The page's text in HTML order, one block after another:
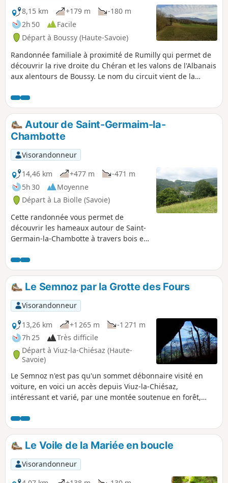
8,15 km
+179 m
-180 m
2h 50
Facile
Départ à Boussy (Haute-Savoie)
Randonnée familiale à proximité de Rumilly qui permet de
découvrir la rive droite du Chéran et les valons de l'Albanais
aux alentours de Boussy. Le nom du circuit vient de la
qui aurait été introduite dans la région par des grognards
de Napoléon.
Autour de Saint-Germaim-la-
Chambotte
Visorandonneur
14,46 km
+477 m
-471 m
5h 30
Moyenne
Départ à La Biolle (Savoie)
Cette randonnée vous permet de
découvrir les hameaux autour de Saint-
Germain-la-Chambotte à travers bois et
panoramas.
Le Semnoz par la Grotte des Fours
Visorandonneur
13,26 km
+1 265 m
-1 271 m
7h 25
Très difficile
Départ à Viuz-la-Chiésaz (Haute-
Savoie)
Le Semnoz n'est pas qu'un sommet débonnaire visité en
voiture, en voici un accès depuis Viuz-la-Chiésaz,
intéressant et varié, par une montée soutenue en forêt,
un alpage menant au Crêt de Châtillon, aux vues étendues
sur les Alpes et Préalpes.
Le Voile de la Mariée en boucle
Visorandonneur